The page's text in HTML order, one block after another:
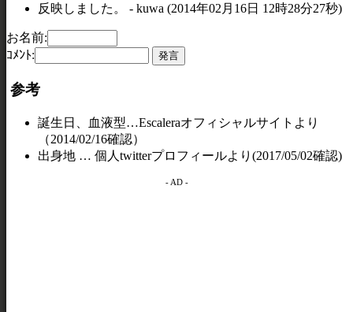
反映しました。 - kuwa (2014年02月16日 12時28分27秒)
お名前:
ｺﾒﾝﾄ:
参考
誕生日、血液型…Escaleraオフィシャルサイトより
（2014/02/16確認）
出身地 … 個人twitterプロフィールより(2017/05/02確認)
- AD -